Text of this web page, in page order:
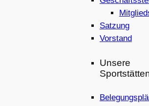
Satzung
Vorstand
Unsere